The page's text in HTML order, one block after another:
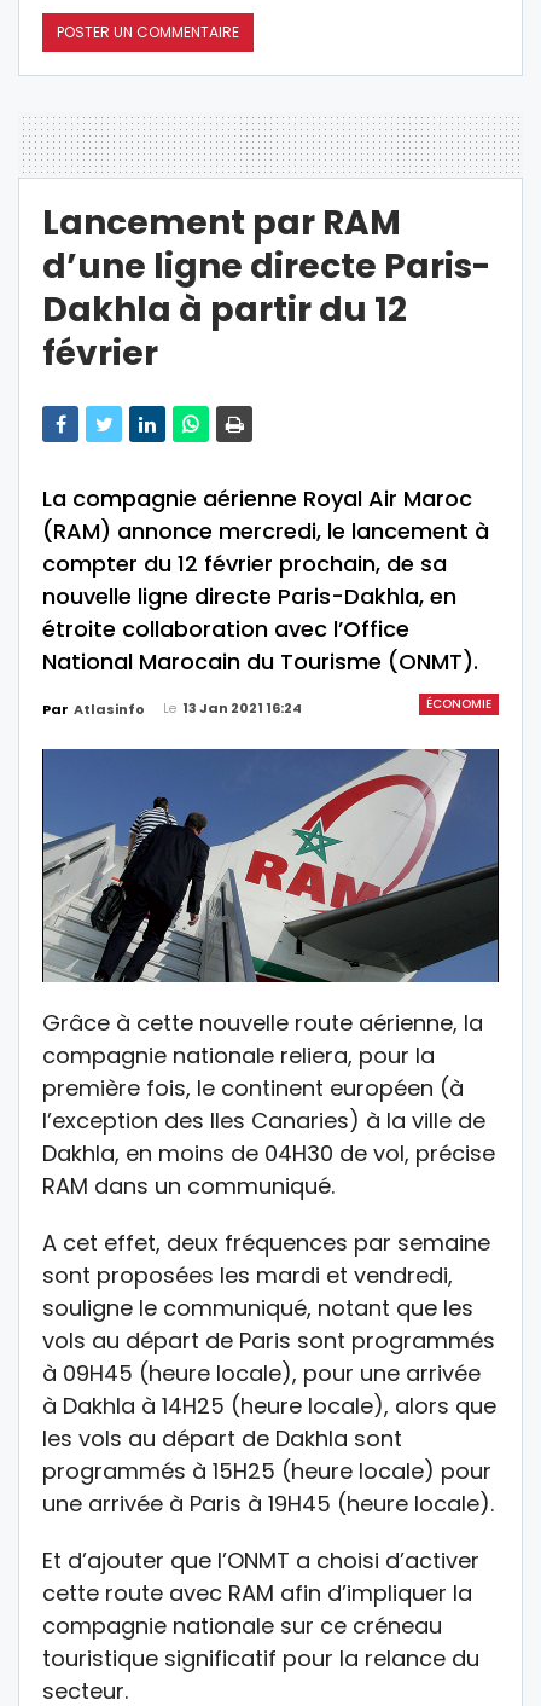
Lancement par RAM
d’une ligne directe Paris-
Dakhla à partir du 12
février
La compagnie aérienne Royal Air Maroc
(RAM) annonce mercredi, le lancement à
compter du 12 février prochain, de sa
nouvelle ligne directe Paris-Dakhla, en
étroite collaboration avec l’Office
National Marocain du Tourisme (ONMT).
ÉCONOMIE
Par Atlasinfo Le 13 Jan 2021 16:24
Grâce à cette nouvelle route aérienne, la
compagnie nationale reliera, pour la
première fois, le continent européen (à
l’exception des Iles Canaries) à la ville de
Dakhla, en moins de 04H30 de vol, précise
RAM dans un communiqué.
A cet effet, deux fréquences par semaine
sont proposées les mardi et vendredi,
souligne le communiqué, notant que les
vols au départ de Paris sont programmés
à 09H45 (heure locale), pour une arrivée
à Dakhla à 14H25 (heure locale), alors que
les vols au départ de Dakhla sont
programmés à 15H25 (heure locale) pour
une arrivée à Paris à 19H45 (heure locale).
Et d’ajouter que l’ONMT a choisi d’activer
cette route avec RAM afin d’impliquer la
compagnie nationale sur ce créneau
touristique significatif pour la relance du
secteur.